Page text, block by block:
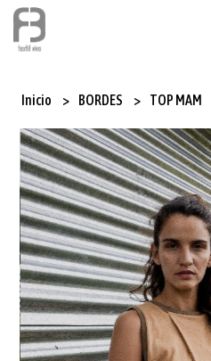
Inicio BORDES TOP MAM